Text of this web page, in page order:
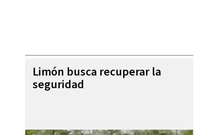
Limón busca recuperar la
seguridad